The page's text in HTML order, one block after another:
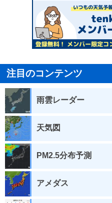
注目のコンテンツ
雨雲レーダー
天気図
PM2.5分布予測
アメダス